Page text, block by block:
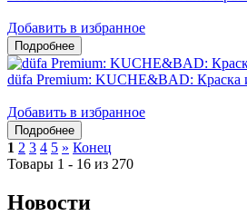
Добавить в избранное
düfa Premium: KUCHE&BAD: Краска
Добавить в избранное
1 2 3 4 5 » Конец
Товары 1 - 16 из 270
Новости